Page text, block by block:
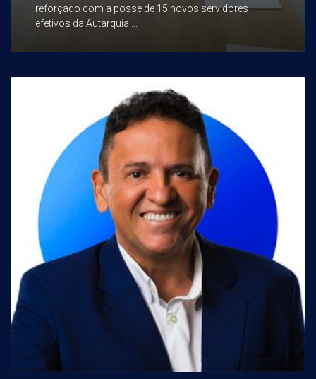
reforçado com a posse de 15 novos servidores
efetivos da Autarquia ...